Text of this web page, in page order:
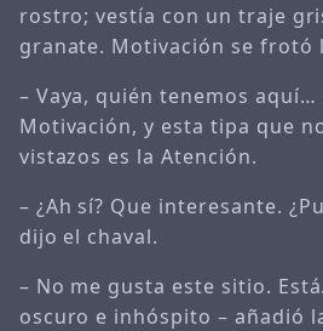
rostro; vestía con un traje
granate. Motivación se frotó
– Vaya, quién tenemos aquí…
Motivación, y esta tipa que
vistazos es la Atención.
– ¿Ah sí? Que interesante.
dijo el chaval.
– No me gusta este sitio.
oscuro e inhóspito – añadió